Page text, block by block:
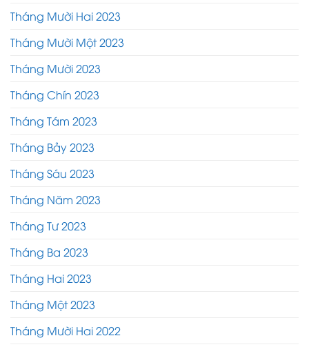
Tháng Mười Hai 2023
Tháng Mười Một 2023
Tháng Mười 2023
Tháng Chín 2023
Tháng Tám 2023
Tháng Bảy 2023
Tháng Sáu 2023
Tháng Năm 2023
Tháng Tư 2023
Tháng Ba 2023
Tháng Hai 2023
Tháng Một 2023
Tháng Mười Hai 2022